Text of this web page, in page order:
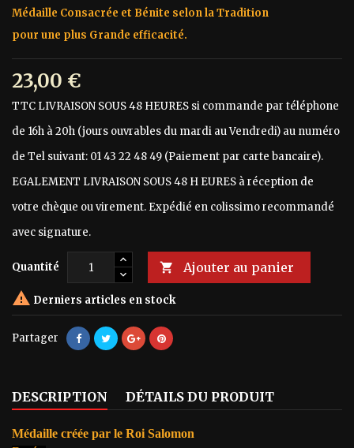
Médaille Consacrée et Bénite selon la Tradition
pour une plus Grande efficacité.
23,00 €
TTC LIVRAISON SOUS 48 HEURES si commande par téléphone
de 16h à 20h (jours ouvrables du mardi au Vendredi) au numéro
de Tel suivant: 01 43 22 48 49 (Paiement par carte bancaire).
EGALEMENT LIVRAISON SOUS 48 H EURES à réception de
votre chèque ou virement. Expédié en colissimo recommandé
avec signature.
Quantité  Ajouter au panier
 Derniers articles en stock
Partager
DESCRIPTION DÉTAILS DU PRODUIT
Médaille créée par le Roi Salomon